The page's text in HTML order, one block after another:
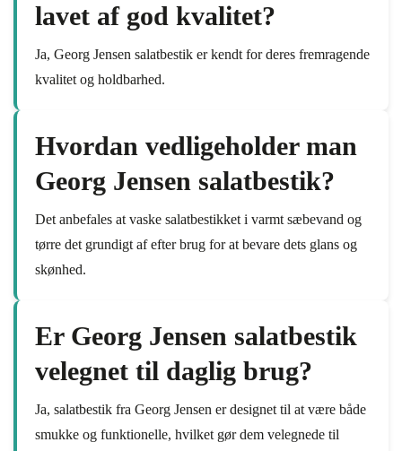
lavet af god kvalitet?
Ja, Georg Jensen salatbestik er kendt for deres fremragende
kvalitet og holdbarhed.
Hvordan vedligeholder man
Georg Jensen salatbestik?
Det anbefales at vaske salatbestikket i varmt sæbevand og
tørre det grundigt af efter brug for at bevare dets glans og
skønhed.
Er Georg Jensen salatbestik
velegnet til daglig brug?
Ja, salatbestik fra Georg Jensen er designet til at være både
smukke og funktionelle, hvilket gør dem velegnede til